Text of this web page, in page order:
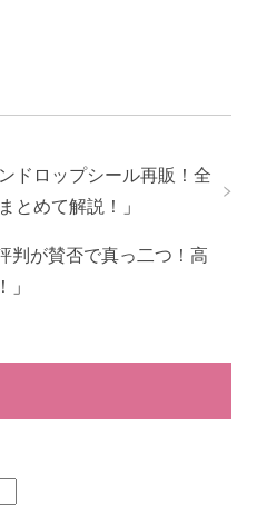
ドロップシール再販！全
とめて解説！
」
判が賛否で真っ二つ！高
」